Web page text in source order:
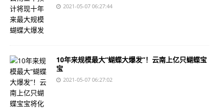
2021-05-07 06:27:44
10年来规模最大“蝴蝶大爆发”！云南上亿只蝴蝶宝
宝
2021-05-07 06:27:02